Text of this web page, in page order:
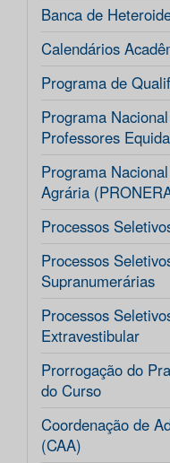
Banca de
Calendários
Programa de
Programa
Professores
Programa
Agrária
Processos
Processos
Supranumerárias
Processos
Extravestibular
Prorrogação do
do Curso
Coordenação de
(CAA)